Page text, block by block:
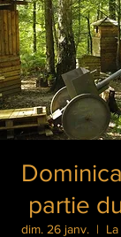
partie
dim. 26 janv.
  |